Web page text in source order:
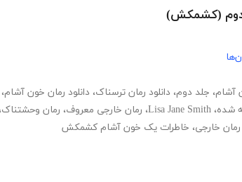
دوم (کشمکش)
آشام، جلد دوم، دانلود رمان ترسناک، دانلود رمان خون آشام،
شده، Lisa Jane Smith، رمان خارجی معروف، رمان وحشتناک،
رمان خارجی، خاطرات یک خون آشام کشمکش